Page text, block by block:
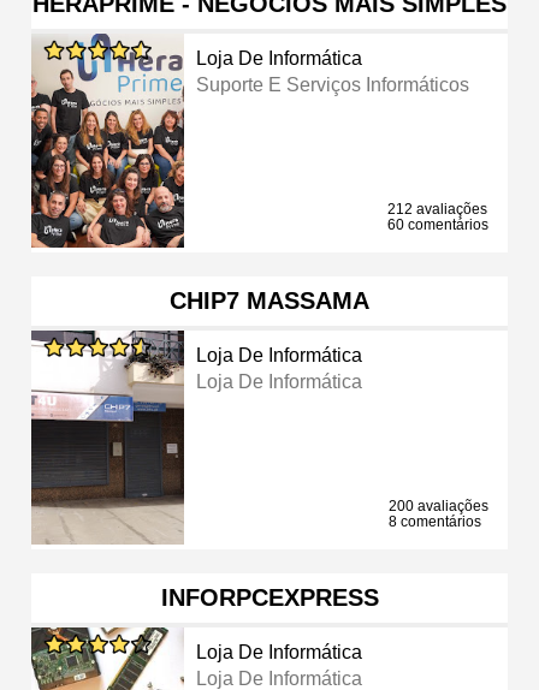
Loja De Informática
Suporte E Serviços Informáticos
212 avaliações
60 comentários
CHIP7 MASSAMA
Loja De Informática
Loja De Informática
200 avaliações
8 comentários
INFORPCEXPRESS
Loja De Informática
Loja De Informática